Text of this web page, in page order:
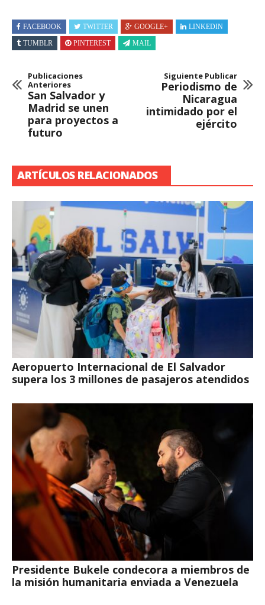
FACEBOOK TWITTER GOOGLE+
LINKEDIN
TUMBLR
PINTEREST MAIL
Publicaciones
Anteriores
San Salvador y
Madrid se unen
para proyectos a
futuro
Siguiente Publicar
Periodismo de
Nicaragua
intimidado por el
ejército
ARTÍCULOS RELACIONADOS
Aeropuerto Internacional de El Salvador
supera los 3 millones de pasajeros atendidos
Presidente Bukele condecora a miembros de
la misión humanitaria enviada a Venezuela